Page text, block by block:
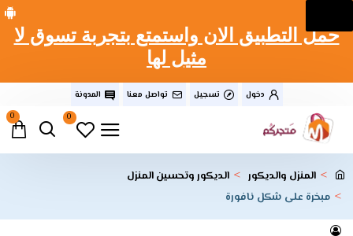
حمل التطبيق الان واستمتع بتجربة تسوق لا
مثيل لها
دخول تسجيل تواصل معنا
المدونة
0
0
المنزل والديكور
الديكور وتحسين المنزل
مبخرة على شكل نافورة